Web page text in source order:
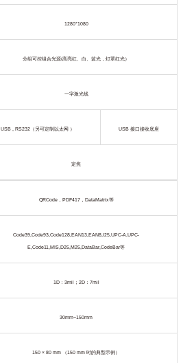
1280*1080
分组可控组合光源(高亮红、白、蓝光，灯罩红光）
一字激光线
USB , RS232 （另可定制以太网 ） USB 接口接收底座
定焦
QRCode， PDF417， DataMatrix等
Code39,Code93,Code128,EAN13,EAN8,I25,UPC-A,UPC-
E,Code11,MIS,D25,M25,DataBar,CodeBar等
1D： 3mil ； 2D： 7mil
30mm~150mm
150 × 80 mm （150 mm 时的典型示例）